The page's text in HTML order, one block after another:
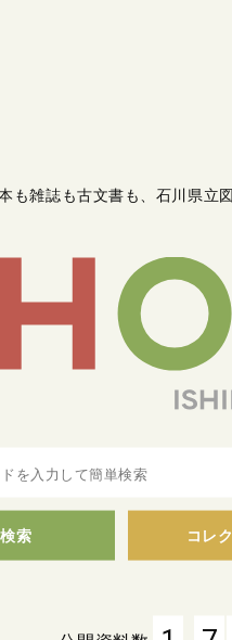
も雑誌も古文書も 石川県立
索 コレ